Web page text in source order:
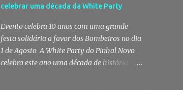
Posto Territorial de Pinhal Novo. Segundo a
GNR, "no âmbito de uma ação de
patrulhamento, os militares da Guarda
detetaram uma viatura estacionada num
local referenciado pela prática de furtos e
celebrar uma década da White Party
Evento celebra 10 anos com uma grande
festa solidária a favor dos Bombeiros no dia
1 de Agosto A White Party do Pinhal Novo
celebra este ano uma década de história